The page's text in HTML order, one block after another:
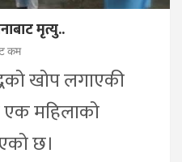
मृत्यु..
कम
खोप लगाएकी
महिलाको
छ।